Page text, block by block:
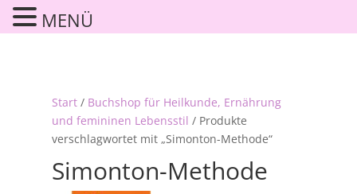
Start/ Buchshop für Heilkunde, Ernährung
und femininen Lebensstil / Produkte
verschlagwortet mit „Simonton-Methode“
Simonton-Methode
MENÜ